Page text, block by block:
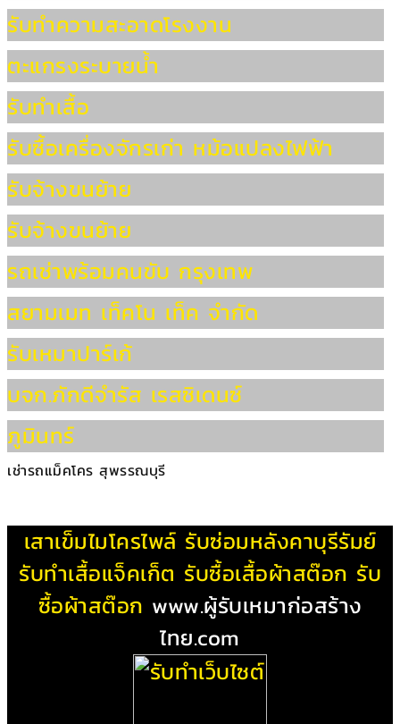
รับทำความสะอาดโรงงาน
ตะแกรงระบายน้ำ
รับทำเสื้อ
รับซื้อเครื่องจักรเก่า หม้อแปลงไฟฟ้า
รับจ้างขนย้าย
รับจ้างขนย้าย
รถเช่าพร้อมคนขับ กรุงเทพ
สยามเมท เท็คโน เท็ค จำกัด
รับเหมาปาร์เก้
บจก.ภักดีจำรัส เรสซิเดนซ์
ภูมินทร์
เช่ารถแม็คโคร สุพรรณบุรี
เสาเข็มไมโครไพล์ รับซ่อมหลังคาบุรีรัมย์
รับทําเสื้อแจ็คเก็ต รับซื้อเสื้อผ้าสต๊อก รับ
ซื้อผ้าสต๊อก www.ผู้รับเหมาก่อสร้าง
ไทย.com